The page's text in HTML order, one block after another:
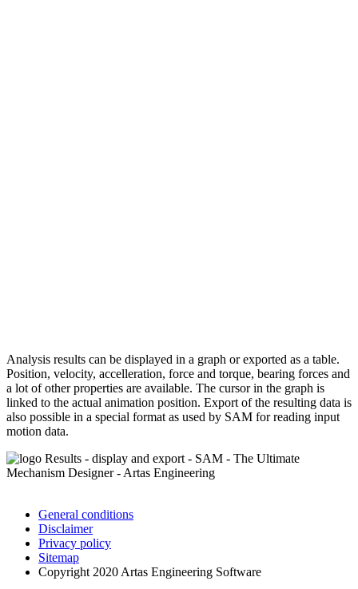
Analysis results can be displayed in a graph or exported as a table.
Position, velocity, accelleration, force and torque, bearing forces and
a lot of other properties are available. The cursor in the graph is
linked to the actual animation position. Export of the resulting data is
also possible in a special format as used by SAM for reading input
motion data.
General conditions
Disclaimer
Privacy policy
Sitemap
Copyright 2020 Artas Engineering Software